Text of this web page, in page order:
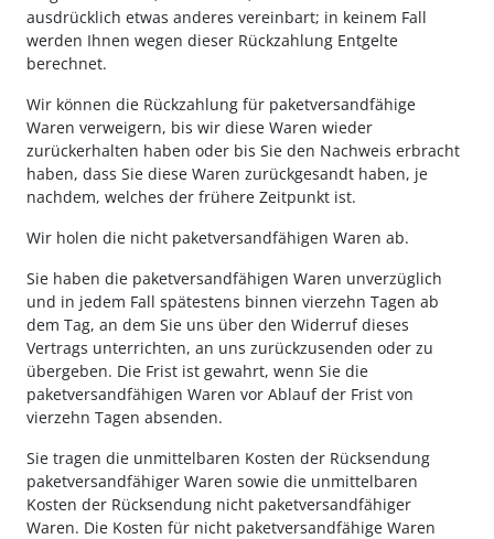
ausdrücklich etwas anderes vereinbart; in keinem Fall
werden Ihnen wegen dieser Rückzahlung Entgelte
berechnet.
Wir können die Rückzahlung für paketversandfähige
Waren verweigern, bis wir diese Waren wieder
zurückerhalten haben oder bis Sie den Nachweis erbracht
haben, dass Sie diese Waren zurückgesandt haben, je
nachdem, welches der frühere Zeitpunkt ist.
Wir holen die nicht paketversandfähigen Waren ab.
Sie haben die paketversandfähigen Waren unverzüglich
und in jedem Fall spätestens binnen vierzehn Tagen ab
dem Tag, an dem Sie uns über den Widerruf dieses
Vertrags unterrichten, an uns zurückzusenden oder zu
übergeben. Die Frist ist gewahrt, wenn Sie die
paketversandfähigen Waren vor Ablauf der Frist von
vierzehn Tagen absenden.
Sie tragen die unmittelbaren Kosten der Rücksendung
paketversandfähiger Waren sowie die unmittelbaren
Kosten der Rücksendung nicht paketversandfähiger
Waren. Die Kosten für nicht paketversandfähige Waren